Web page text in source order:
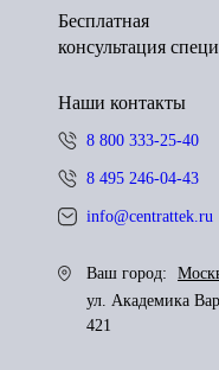
Бесплатная
консультация
Наши контакты
8 800 333-25-40
8 495 246-04-43
info@centrattek.ru
Ваш город:
ул. Академика
421